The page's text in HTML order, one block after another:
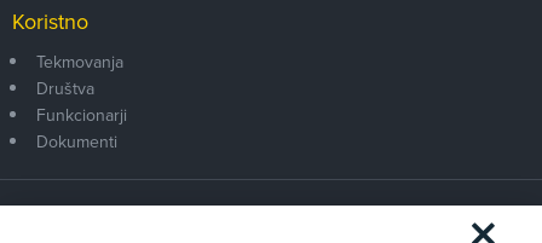
Koristno
Tekmovanja
Društva
Funkcionarji
Dokumenti